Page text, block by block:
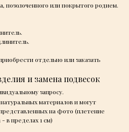
позолоченного или покрытого родием.
отдельно или заказать
и замена подвесок
запросу.
материалов и могут
на фото (плетение
в пределах 1 см)